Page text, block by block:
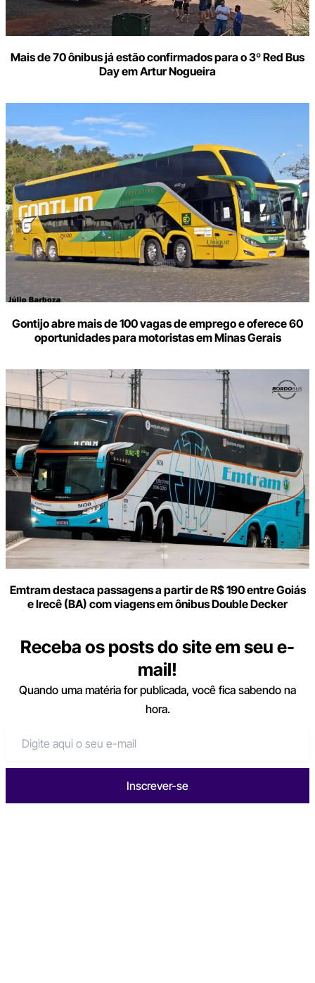
Mais de 70 ônibus já estão confirmados para o 3º Red Bus
Day em Artur Nogueira
Gontijo abre mais de 100 vagas de emprego e oferece 60
oportunidades para motoristas em Minas Gerais
Emtram destaca passagens a partir de R$ 190 entre Goiás
e Irecê (BA) com viagens em ônibus Double Decker
Receba os posts do site em seu e-
mail!
Quando uma matéria for publicada, você fica sabendo na
hora.
Inscrever-se